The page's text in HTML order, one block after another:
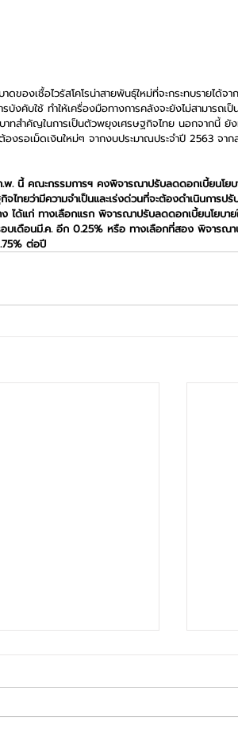
ของเชื้อไวรัสโคโรน่าสายพันธุ์ใหม่ที่จะกระทบรายได้จา
งคับใช้ ทำให้เครื่องมือทางการคลังจะยังไม่สามารถเ
าทสำคัญในการเป็นตัวพยุงเศรษฐกิจไทย นอกจากนี้
รอเม็ดเงินใหม่ๆ จากงบประมาณประจำปี 2563 จา
.พ. นี้ คณะกรรมการฯ คงพิจารณาปรับลดดอกเบี้ยนโย
ทยว่ามีความจำเป็นและเร่งด่วนที่จะต้องดำเนินการป
ได้แก่ ทางเลือกแรก พิจารณาปรับลดดอกเบี้ยนโยบาย
บเดือนมี.ค. อีก 0.25% หรือ ทางเลือกที่สอง พิจารณา
ต่อปี